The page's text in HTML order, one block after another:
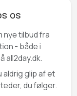
os
nye tilbud fra
- både i
all2day.dk.
aldrig glip af et
du følger.